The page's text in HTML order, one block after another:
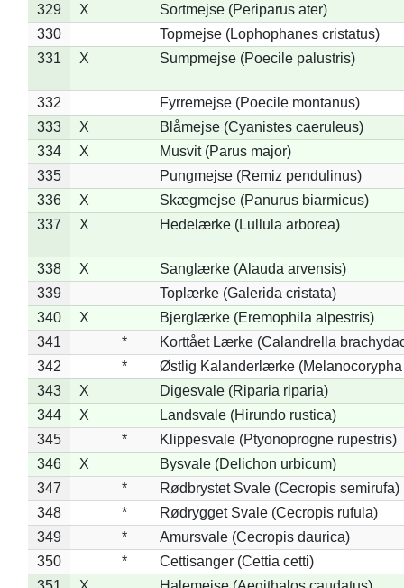
329
X
Sortmejse (Periparus ater)
330
Topmejse (Lophophanes cristatus)
331
X Sumpmejse (Poecile palustris)
332
Fyrremejse (Poecile montanus)
333
X
Blåmejse (Cyanistes caeruleus)
334
X
Musvit (Parus major)
335
Pungmejse (Remiz pendulinus)
336
X
Skægmejse (Panurus biarmicus)
337
X Hedelærke (Lullula arborea)
338 X
Sanglærke (Alauda arvensis)
339
Toplærke (Galerida cristata)
340
X
Bjerglærke (Eremophila alpestris)
341
*
Korttået Lærke (Calandrella
342
*
Østlig Kalanderlærke (Melanocorypha
343
X
Digesvale (Riparia riparia)
344
X
Landsvale (Hirundo rustica)
345
*
Klippesvale (Ptyonoprogne rupestris)
346
X
Bysvale (Delichon urbicum)
347
*
Rødbrystet Svale (Cecropis semirufa)
348
*
Rødrygget Svale (Cecropis rufula)
349
*
Amursvale (Cecropis daurica)
350
*
Cettisanger (Cettia cetti)